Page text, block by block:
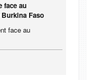
face au
Faso
face au